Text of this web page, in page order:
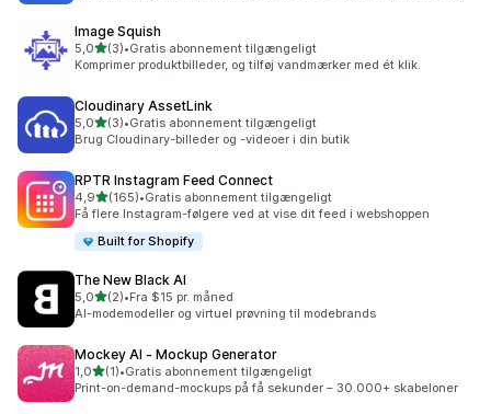
Image Squish
5,0ud af 5 stjerner
(3)
3 anmeldelser i alt
•Gratis abonnement tilgængeligt
Komprimer produktbilleder, og tilføj vandmærker med ét klik.
Cloudinary AssetLink
5,0ud af 5 stjerner
(3)
3 anmeldelser i alt
•Gratis abonnement tilgængeligt
Brug Cloudinary-billeder og -videoer i din butik
RPTR Instagram Feed Connect
4,9ud af 5 stjerner
(165)
165 anmeldelser i alt
•Gratis abonnement tilgængeligt
Få flere Instagram-følgere ved at vise dit feed i webshoppen
Built for Shopify
The New Black AI
5,0ud af 5 stjerner
(2)
2 anmeldelser i alt
•Fra $15 pr. måned
AI-modemodeller og virtuel prøvning til modebrands
Mockey AI ‑ Mockup Generator
1,0ud af 5 stjerner
(1)
1 anmeldelser i alt
•Gratis abonnement tilgængeligt
Print-on-demand-mockups på få sekunder – 30.000+ skabeloner